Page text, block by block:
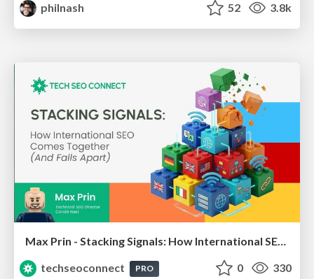
philnash
52 3.8k
Max Prin - Stacking Signals: How International SEO Comes Together (And Falls Apart)
techseoconnect
PRO 0 330